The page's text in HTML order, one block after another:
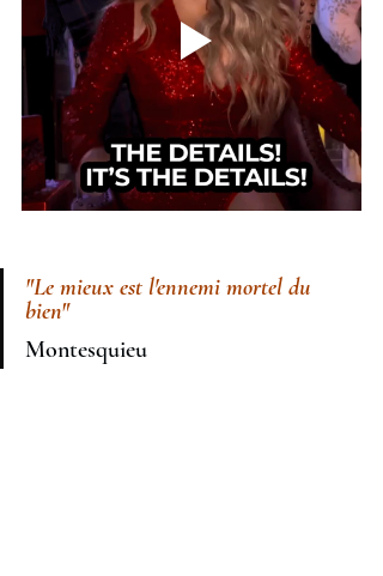
"Le mieux est l'ennemi mortel du
bien"
Montesquieu